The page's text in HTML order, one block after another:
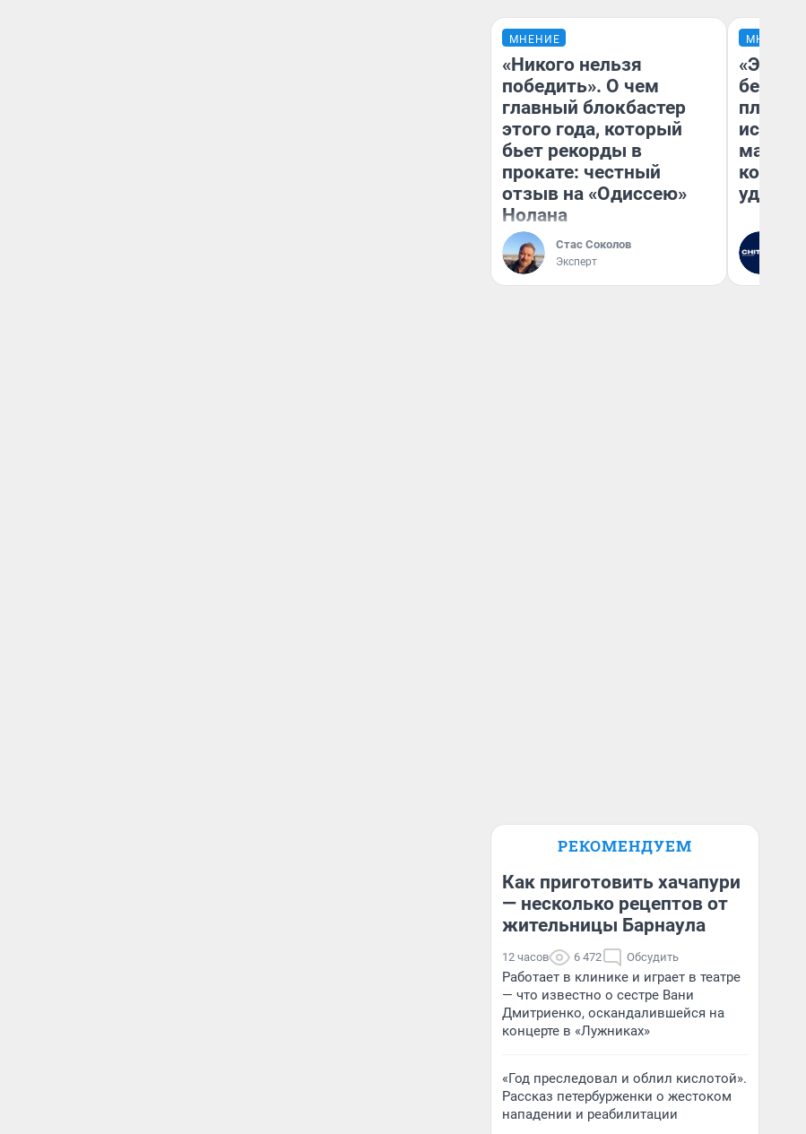
МНЕНИЕ
«Никого нельзя
победить». О чем
главный блокбастер
этого года, который
бьет рекорды в
прокате: честный
отзыв на «Одиссею»
Нолана
Стас Соколов
Эксперт
МНЕНИЕ
«Это
РЕКОМЕНДУЕМ
Как приготовить хачапури
— несколько рецептов от
жительницы Барнаула
12 часов 6 472 Обсудить
Работает в клинике и играет в театре
— что известно о сестре Вани
Дмитриенко, оскандалившейся на
концерте в «Лужниках»
«Год преследовал и облил кислотой».
Рассказ петербурженки о жестоком
нападении и реабилитации